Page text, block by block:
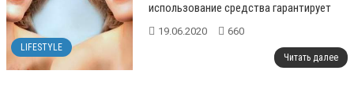
LIFESTYLE
использование средства гарантирует
его нормальное функционирование....
19.06.2020 660
Читать далее